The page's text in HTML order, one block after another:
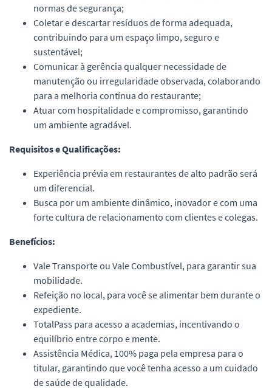
normas de segurança;
Coletar e descartar resíduos de forma adequada,
contribuindo para um espaço limpo, seguro e
sustentável;
Comunicar à gerência qualquer necessidade de
manutenção ou irregularidade observada, colaborando
para a melhoria contínua do restaurante;
Atuar com hospitalidade e compromisso, garantindo
um ambiente agradável.
Requisitos e Qualificações:
Experiência prévia em restaurantes de alto padrão será
um diferencial.
Busca por um ambiente dinâmico, inovador e com uma
forte cultura de relacionamento com clientes e colegas.
Benefícios:
Vale Transporte ou Vale Combustível, para garantir sua
mobilidade.
Refeição no local, para você se alimentar bem durante o
expediente.
TotalPass para acesso a academias, incentivando o
equilíbrio entre corpo e mente.
Assistência Médica, 100% paga pela empresa para o
titular, garantindo que você tenha acesso a um cuidado
de saúde de qualidade.